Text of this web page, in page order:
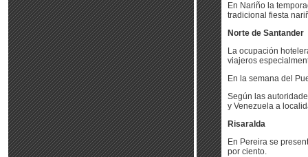
En Nariño la
tradicional fiesta
Norte de Santander
La ocupación
viajeros
En la semana del
Según las
y Venezuela a
Risaralda
En Pereira se
por ciento.